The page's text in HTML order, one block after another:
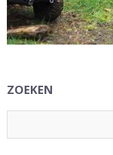
ZOEKEN